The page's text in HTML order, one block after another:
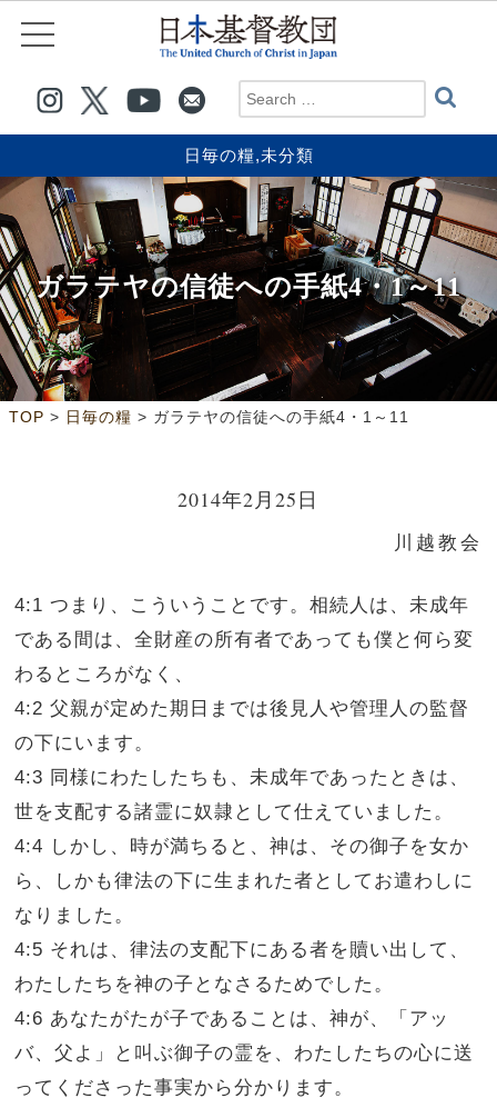
日毎の糧,未分類
ガラテヤの信徒への手紙4・1～11
TOP > 日毎の糧 > ガラテヤの信徒への手紙4・1～11
2014年2月25日
川越教会
4:1 つまり、こういうことです。相続人は、未成年
である間は、全財産の所有者であっても僕と何ら変
わるところがなく、
4:2 父親が定めた期日までは後見人や管理人の監督
の下にいます。
4:3 同様にわたしたちも、未成年であったときは、
世を支配する諸霊に奴隷として仕えていました。
4:4 しかし、時が満ちると、神は、その御子を女か
ら、しかも律法の下に生まれた者としてお遣わしに
なりました。
4:5 それは、律法の支配下にある者を贖い出して、
わたしたちを神の子となさるためでした。
4:6 あなたがたが子であることは、神が、「アッ
バ、父よ」と叫ぶ御子の霊を、わたしたちの心に送
ってくださった事実から分かります。